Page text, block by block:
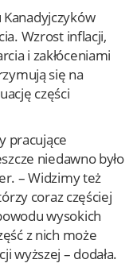
Kanadyjczyków
Wzrost inflacji,
i zakłóceniami
się na
części
pracujące
niedawno było
– Widzimy też
coraz częściej
wysokich
z nich może
wyższej – dodała.